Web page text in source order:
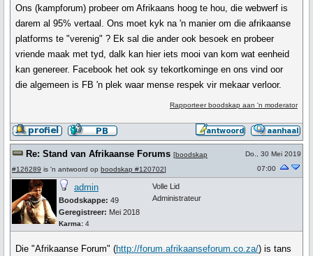
Ons (kampforum) probeer om Afrikaans hoog te hou, die webwerf is
darem al 95% vertaal. Ons moet kyk na 'n manier om die afrikaanse
platforms te "verenig" ? Ek sal die ander ook besoek en probeer
vriende maak met tyd, dalk kan hier iets mooi van kom wat eenheid
kan genereer. Facebook het ook sy tekortkominge en ons vind oor
die algemeen is FB 'n plek waar mense respek vir mekaar verloor.
Rapporteer boodskap aan 'n moderator
Re: Stand van Afrikaanse Forums [boodskap
#126289 is 'n antwoord op boodskap #120702]
Do., 30 Mei 2019
07:00
admin
Boodskappe: 49
Geregistreer: Mei 2018
Karma: 4
Volle Lid
Administrateur
Die "Afrikaanse Forum" (http://forum.afrikaanseforum.co.za/) is tans